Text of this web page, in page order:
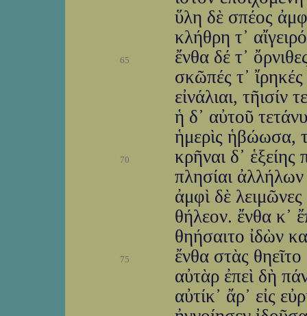
ὕλη δὲ σπέος
κλήθρη τ᾽
65
ἔνθα δέ τ᾽
σκῶπές τ᾽
εἰνάλιαι, τῆισίν
ἡ δ᾽ αὐτοῦ
ἡμερὶς ἡβώωσα,
70
κρῆναι δ᾽ ἑξείης
πλησίαι ἀλλήλων
ἀμφὶ δὲ
θήλεον. ἔνθα κ᾽
θηήσαιτο ἰδὼν
75
ἔνθα στὰς
αὐτὰρ ἐπεὶ δὴ
αὐτίκ᾽ ἄρ᾽ εἰς